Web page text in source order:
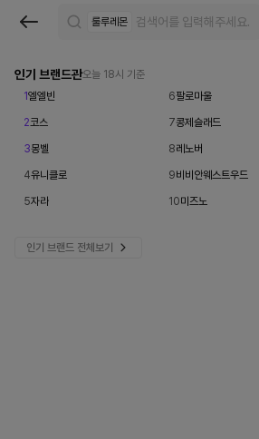
룰루레몬
드인기 브랜드관오늘 18시 기준
1엘엘빈
2코스
3몽벨
4유니클로
5자라
6팔로마울
7콩제슬래드
8레노버
9비비안웨스트우드
10미즈노
인기 브랜드 전체보기